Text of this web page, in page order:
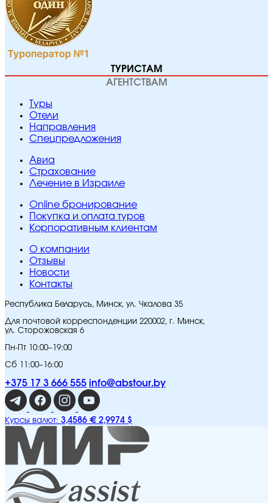
ТУРИСТАМ
АГЕНТСТВАМ
Туры
Отели
Направления
Спецпредложения
Авиа
Страхование
Лечение в Израиле
Online бронирование
Покупка и оплата туров
Корпоративным клиентам
O компании
Отзывы
Новости
Контакты
Республика Беларусь, Минск, ул. Чкалова 35
Для почтовой корреспонденции 220002, г. Минск,
ул. Сторожовская 6
Пн-Пт 10:00–19:00
Сб 11:00–16:00
+375 17 3 666 555 info@abstour.by
Курсы валют: 3,4586 € 2,9974 $